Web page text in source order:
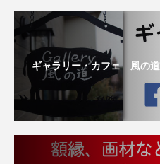
ギャラリー・カフェ 風の道